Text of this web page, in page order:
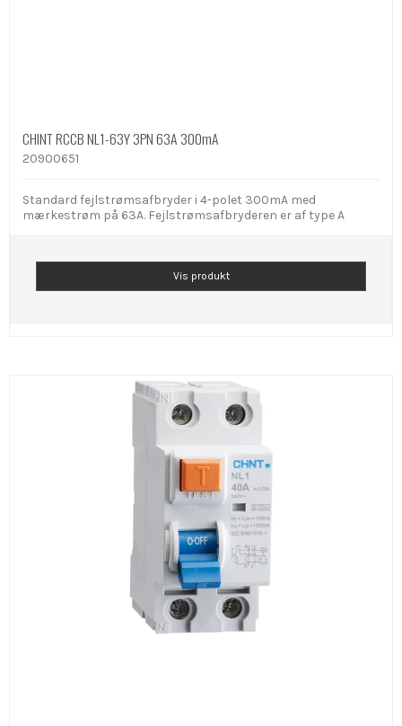
CHINT RCCB NL1-63Y 3PN 63A 300mA
20900651
Standard fejlstrømsafbryder i 4-polet 300mA med
mærkestrøm på 63A. Fejlstrømsafbryderen er af type A
Vis produkt